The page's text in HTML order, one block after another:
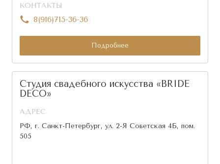
КОНТАКТЫ
8(916)715-36-36
Подробнее
Студия свадебного искусства «BRIDE
DECO»
АДРЕС
РФ, г. Санкт-Петербург, ул. 2-Я Советская 4Б, пом.
505